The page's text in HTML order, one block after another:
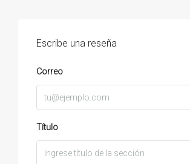
Escribe una reseña
Correo
Título